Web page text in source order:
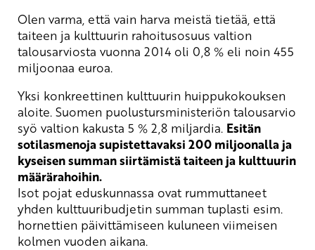
Olen varma, että vain harva meistä tietää, että
taiteen ja kulttuurin rahoitusosuus valtion
talousarviosta vuonna 2014 oli 0,8 % eli noin 455
miljoonaa euroa.
Yksi konkreettinen kulttuurin huippukokouksen
aloite. Suomen puolustursministeriön talousarvio
syö valtion kakusta 5 % 2,8 miljardia. Esitän
sotilasmenoja supistettavaksi 200 miljoonalla ja
kyseisen summan siirtämistä taiteen ja kulttuurin
määrärahoihin.
Isot pojat eduskunnassa ovat rummuttaneet
yhden kulttuuribudjetin summan tuplasti esim.
hornettien päivittämiseen kuluneen viimeisen
kolmen vuoden aikana.